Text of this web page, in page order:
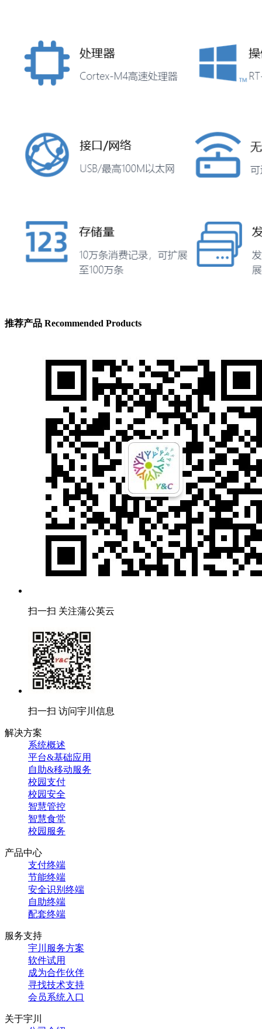
推荐产品 Recommended Products
扫一扫 关注蒲公英云
扫一扫 访问宇川信息
解决方案
系统概述
平台&基础应用
自助&移动服务
校园支付
校园安全
智慧管控
智慧食堂
校园服务
产品中心
支付终端
节能终端
安全识别终端
自助终端
配套终端
服务支持
宇川服务方案
软件试用
成为合作伙伴
寻找技术支持
会员系统入口
关于宇川